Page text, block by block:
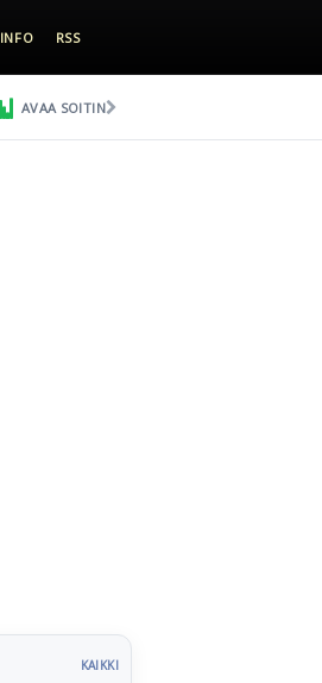
INFO RSS
AVAA SOITIN
KAIKKI